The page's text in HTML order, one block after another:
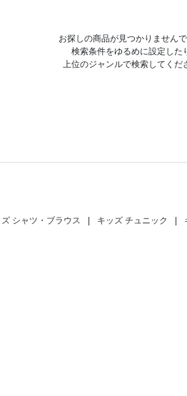
お探しの商品が見つかりませんで
検索条件をゆるめに設定した
上位のジャンルで検索してくだ
ズ シャツ・ブラウス キッズ チュニック